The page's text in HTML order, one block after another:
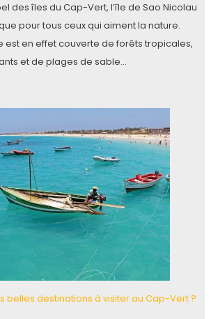
des îles du Cap-Vert, l’île de Sao Nicolau
pour tous ceux qui aiment la nature.
est en effet couverte de forêts tropicales,
et de plages de sable…
belles destinations à visiter au Cap-Vert ?